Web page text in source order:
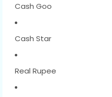
Cash Goo
Cash Star
Real Rupee